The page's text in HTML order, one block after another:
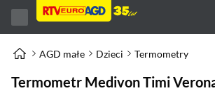
AGD małe Dzieci Termometry
Termometr Medivon Timi